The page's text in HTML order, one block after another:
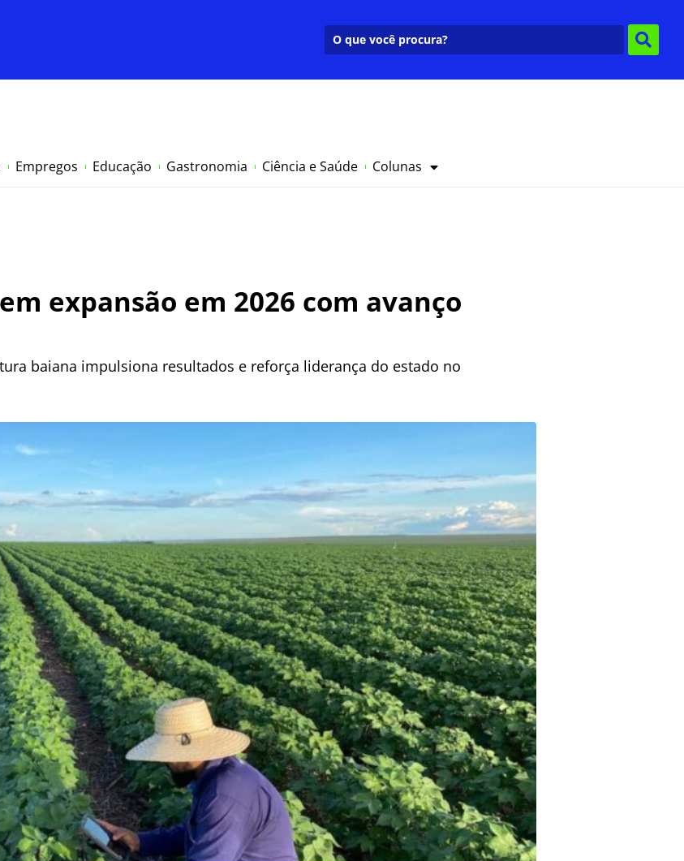
Empregos Educação Gastronomia Ciência e Saúde Colunas
expansão em 2026 com avanço
baiana impulsiona resultados e reforça liderança do estado no